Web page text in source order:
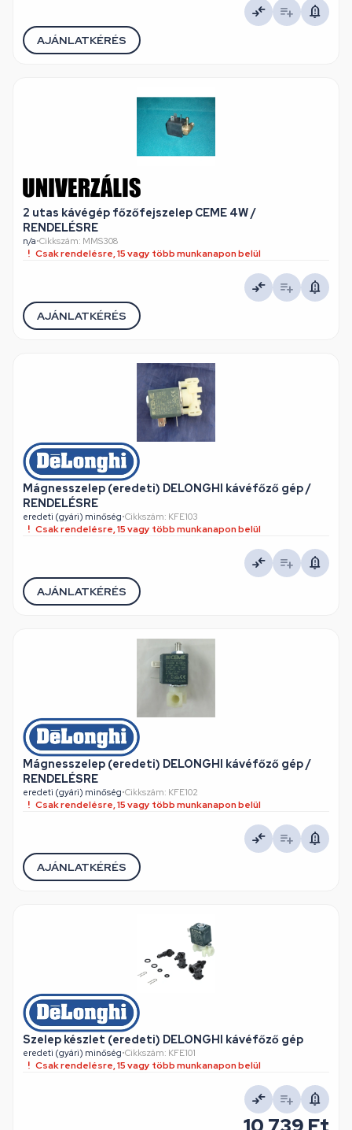
AJÁNLATKÉRÉS
2 utas kávégép főzőfejszelep CEME 4W /
RENDELÉSRE
n/a•Cikkszám: MMS308
Csak rendelésre, 15 vagy több munkanapon belül
AJÁNLATKÉRÉS
Mágnesszelep (eredeti) DELONGHI kávéfőző gép /
RENDELÉSRE
eredeti (gyári) minőség•Cikkszám: KFE103
Csak rendelésre, 15 vagy több munkanapon belül
AJÁNLATKÉRÉS
Mágnesszelep (eredeti) DELONGHI kávéfőző gép /
RENDELÉSRE
eredeti (gyári) minőség•Cikkszám: KFE102
Csak rendelésre, 15 vagy több munkanapon belül
AJÁNLATKÉRÉS
Szelep készlet (eredeti) DELONGHI kávéfőző gép
eredeti (gyári) minőség•Cikkszám: KFE101
Csak rendelésre, 15 vagy több munkanapon belül